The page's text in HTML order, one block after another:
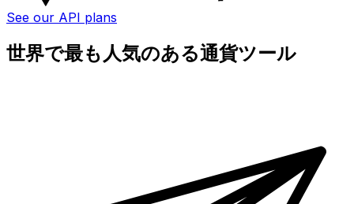
See our API plans
世界で最も人気のある通貨ツール